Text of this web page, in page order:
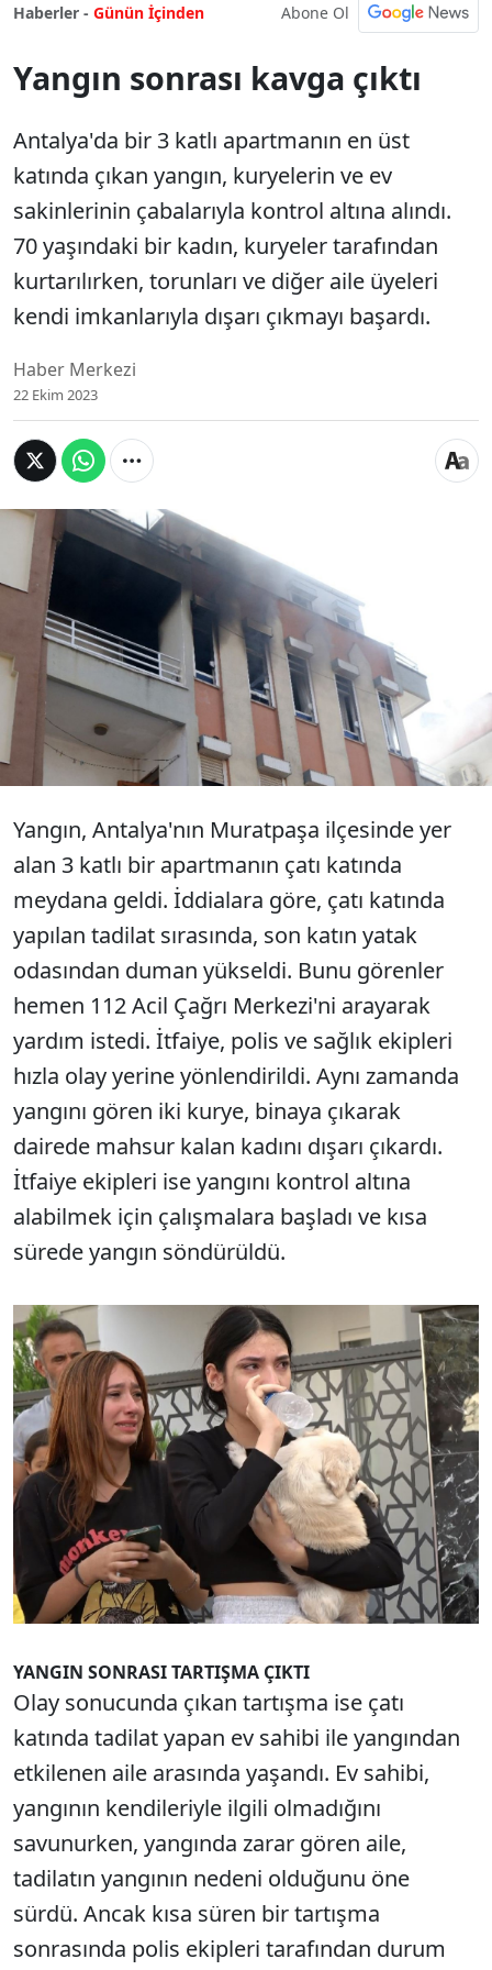
Haberler - Günün İçinden Abone Ol
Yangın sonrası kavga çıktı
Antalya'da bir 3 katlı apartmanın en üst
katında çıkan yangın, kuryelerin ve ev
sakinlerinin çabalarıyla kontrol altına alındı.
70 yaşındaki bir kadın, kuryeler tarafından
kurtarılırken, torunları ve diğer aile üyeleri
kendi imkanlarıyla dışarı çıkmayı başardı.
Haber Merkezi
22 Ekim 2023
Antalya'da bir 3 katlı apartmanın en üst katında
çıkan yangın, kuryelerin ve ev sakinlerinin
çabalarıyla kontrol altına alındı. 70 yaşındaki bir
kadın, kuryeler tarafından kurtarılırken,
torunları ve diğer aile üyeleri kendi imkanlarıyla
dışarı çıkmayı başardı.
Yangın, Antalya'nın Muratpaşa ilçesinde yer
alan 3 katlı bir apartmanın çatı katında
meydana geldi. İddialara göre, çatı katında
yapılan tadilat sırasında, son katın yatak
odasından duman yükseldi. Bunu görenler
hemen 112 Acil Çağrı Merkezi'ni arayarak
yardım istedi. İtfaiye, polis ve sağlık ekipleri
hızla olay yerine yönlendirildi. Aynı zamanda
yangını gören iki kurye, binaya çıkarak
dairede mahsur kalan kadını dışarı çıkardı.
İtfaiye ekipleri ise yangını kontrol altına
alabilmek için çalışmalara başladı ve kısa
sürede yangın söndürüldü.
YANGIN SONRASI TARTIŞMA ÇIKTI
Olay sonucunda çıkan tartışma ise çatı
katında tadilat yapan ev sahibi ile yangından
etkilenen aile arasında yaşandı. Ev sahibi,
yangının kendileriyle ilgili olmadığını
savunurken, yangında zarar gören aile,
tadilatın yangının nedeni olduğunu öne
sürdü. Ancak kısa süren bir tartışma
sonrasında polis ekipleri tarafından durum